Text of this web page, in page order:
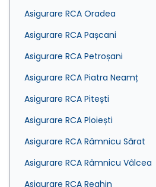
Asigurare RCA Oradea
Asigurare RCA Pașcani
Asigurare RCA Petroșani
Asigurare RCA Piatra Neamț
Asigurare RCA Pitești
Asigurare RCA Ploiești
Asigurare RCA Râmnicu Sărat
Asigurare RCA Râmnicu Vâlcea
Asigurare RCA Reghin